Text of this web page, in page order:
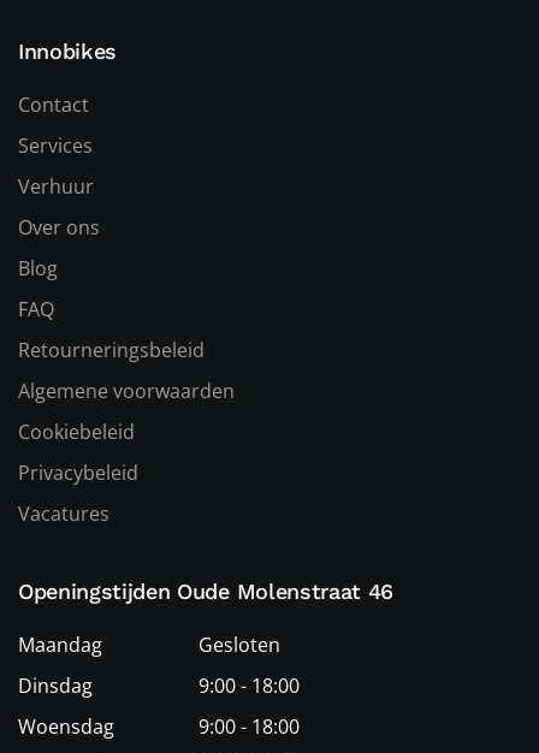
Innobikes
Contact
Services
Verhuur
Over ons
Blog
FAQ
Retourneringsbeleid
Algemene voorwaarden
Cookiebeleid
Privacybeleid
Vacatures
Openingstijden Oude Molenstraat 46
Maandag
Gesloten
Dinsdag
9:00 - 18:00
Woensdag
9:00 - 18:00